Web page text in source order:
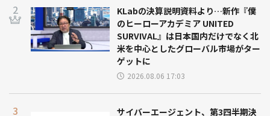
KLabの決算説明資料より…新作『僕
のヒーローアカデミア UNITED
SURVIVAL』は日本国内だけでなく北
米を中心としたグローバル市場がター
ゲットに
2026.08.06 17:03
サイバーエージェント、第3四半期決